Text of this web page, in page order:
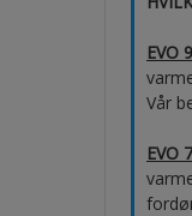
EVO
Vår
EVO